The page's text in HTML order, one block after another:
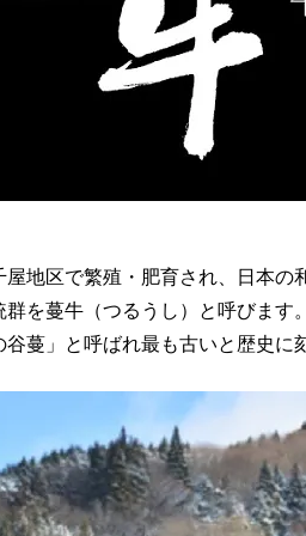
屋地区で繁殖・肥育され、日本の
を蔓牛（つるうし）と呼びます。
蔓」と呼ばれ最も古いと歴史に